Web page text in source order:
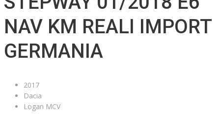
NAV KM REALI IMPORT
GERMANIA
2017
Dacia
Logan MCV